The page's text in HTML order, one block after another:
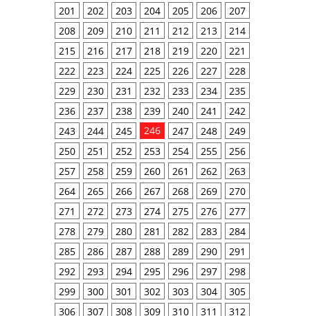
201
202 203 204 205 206
207
208
209 210 211 212 213
214
215
216 217 218 219 220
221
222
223 224 225 226 227
228
229
230 231 232 233 234
235
236
237 238 239 240 241
242
243
244 245 246 247 248
249
250
251 252 253 254 255
256
257
258 259 260 261 262
263
264
265 266 267 268 269
270
271
272 273 274 275 276
277
278
279 280 281 282 283
284
285
286 287 288 289 290
291
292
293 294 295 296 297
298
299
300 301 302 303 304
305
306
307 308 309 310 311
312